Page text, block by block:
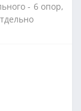
- 6 опор,